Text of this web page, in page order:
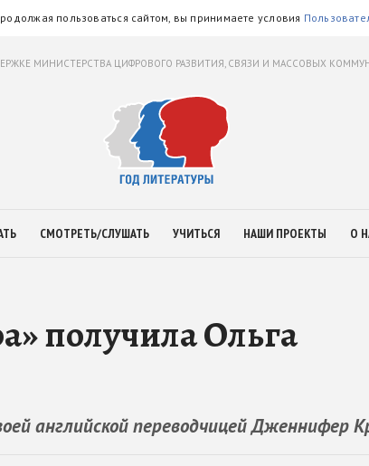
пользоваться сайтом, вы принимаете условия
МИНИСТЕРСТВА ЦИФРОВОГО РАЗВИТИЯ, СВЯЗИ И МАССОВЫХ
СМОТРЕТЬ/СЛУШАТЬ УЧИТЬСЯ НАШИ ПРОЕКТЫ О
получила Ольга
английской переводчицей Дженнифер